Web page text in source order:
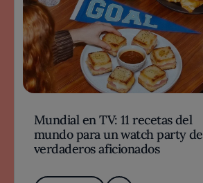
Mundial en TV: 11 recetas del
mundo para un watch party de
verdaderos aficionados